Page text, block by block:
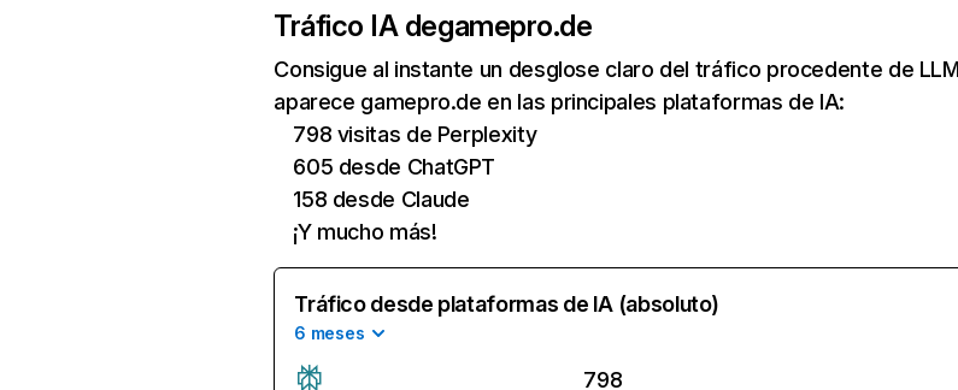
Tráfico IA degamepro.de
Consigue al instante un desglose claro del tráfico procedente de
aparece gamepro.de en las principales plataformas de IA:
798 visitas de Perplexity
605 desde ChatGPT
158 desde Claude
¡Y mucho más!
Tráfico desde plataformas de IA (absoluto)
6 meses
798